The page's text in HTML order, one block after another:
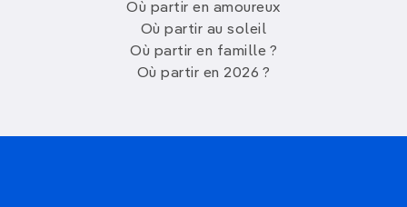
Où partir en amoureux
Où partir au soleil
Où partir en famille ?
Où partir en 2026 ?